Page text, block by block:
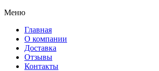
Меню
Главная
О компании
Доставка
Отзывы
Контакты